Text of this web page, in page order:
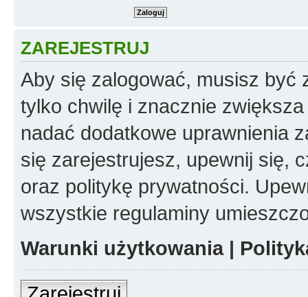
ZAREJESTRUJ
Aby się zalogować, musisz być
tylko chwilę i znacznie
nadać dodatkowe uprawnienia
się zarejestrujesz, upewnij się,
oraz politykę prywatności.
wszystkie regulaminy
Warunki użytkowania|